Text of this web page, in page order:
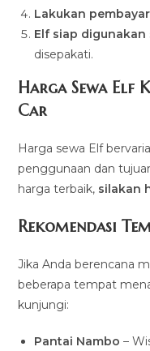
Lakukan
Elf siap digunakan
disepakati.
Harga Sewa Elf
Car
Harga sewa Elf
penggunaan dan
harga terbaik, silakan
Rekomendasi
Jika Anda berencana
beberapa tempat
kunjungi:
Pantai Nambo –